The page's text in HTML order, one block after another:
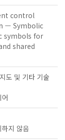
control
— Symbolic
symbols for
shared
도 및 기타 기술
지 않음